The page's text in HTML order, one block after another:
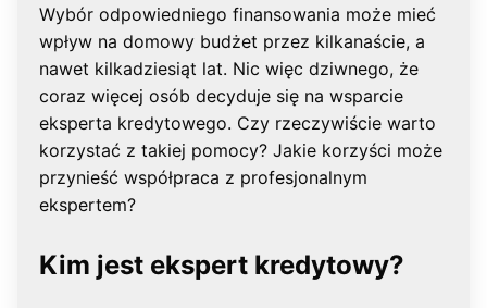
Wybór odpowiedniego finansowania może mieć
wpływ na domowy budżet przez kilkanaście, a
nawet kilkadziesiąt lat. Nic więc dziwnego, że
coraz więcej osób decyduje się na wsparcie
eksperta kredytowego. Czy rzeczywiście warto
korzystać z takiej pomocy? Jakie korzyści może
przynieść współpraca z profesjonalnym
ekspertem?
Kim jest ekspert kredytowy?